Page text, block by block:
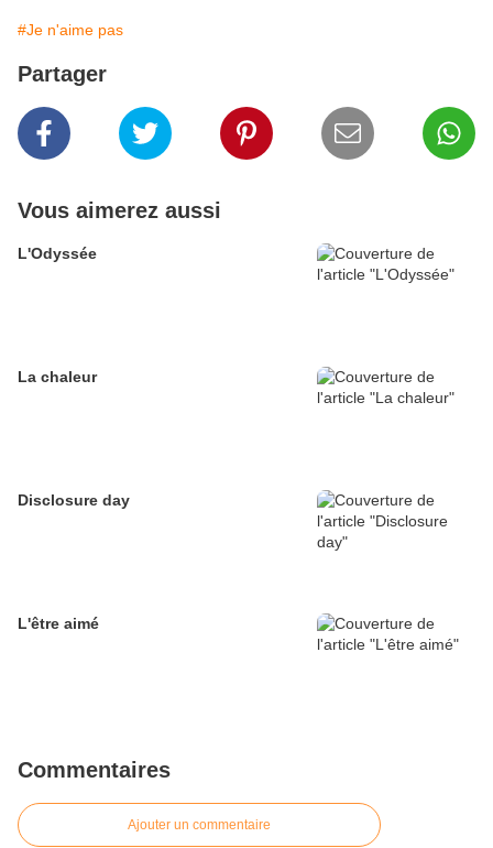
#Je n'aime pas
Partager
Vous aimerez aussi
L'Odyssée
La chaleur
Disclosure day
L'être aimé
Commentaires
Ajouter un commentaire